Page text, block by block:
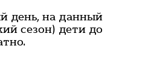
день, на данный
сезон) дети до